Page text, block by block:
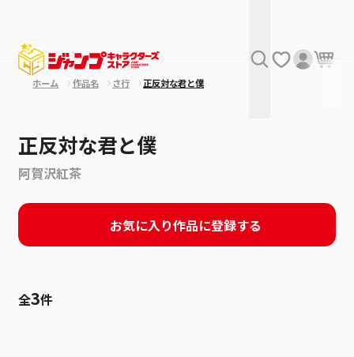
ホーム 作品名 さ行 正反対な君と僕
正反対な君と僕
阿賀沢紅茶
お気に入り作品に登録する
全3件